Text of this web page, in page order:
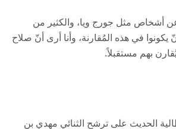
أشخاص مثل جورج ويا، والكثير من
يكونوا في هذه المُقارنة، وأنا أرى أنّ صلاح
بهم مستقبلاً.
الحديث على ترشح الثنائي مهدي بن